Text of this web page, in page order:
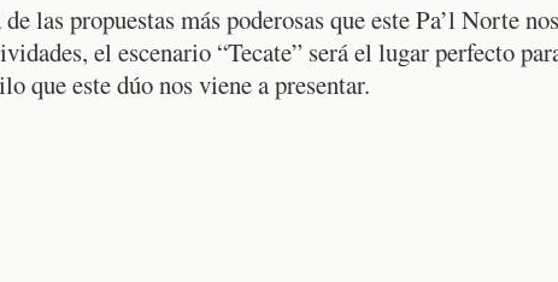
las propuestas más poderosas que este Pa’l Norte
el escenario “Tecate” será el lugar perfecto
que este dúo nos viene a presentar.